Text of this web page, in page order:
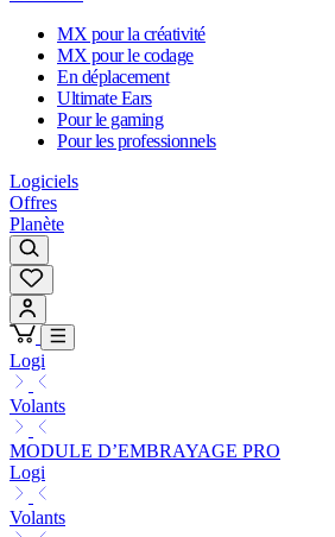
MX pour la créativité
MX pour le codage
En déplacement
Ultimate Ears
Pour le gaming
Pour les professionnels
Logiciels
Offres
Planète
Logi
Volants
MODULE D’EMBRAYAGE PRO
Logi
Volants